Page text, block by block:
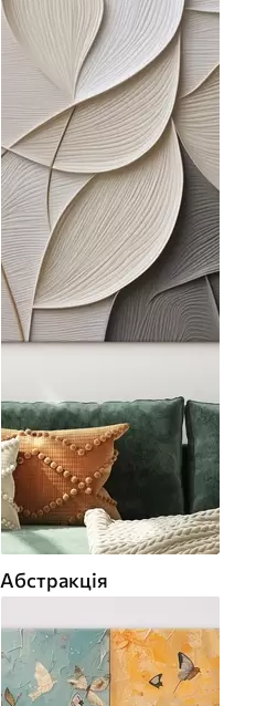
Абстракція